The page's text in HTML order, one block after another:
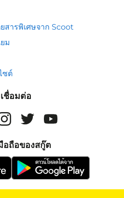
สารพิเศษจาก Scoot
ม
ซต์
เชื่อมต่อ
อถือของสกู๊ต